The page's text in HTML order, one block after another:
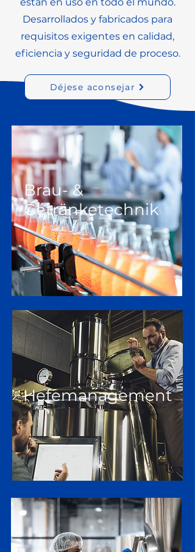
Desarrollados y fabricados para
requisitos exigentes en calidad,
eficiencia y seguridad de proceso.
Déjese aconsejar
Brau- &
Getränketechnik
Hefemanagement